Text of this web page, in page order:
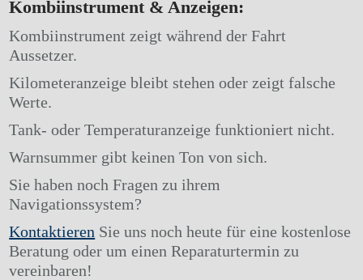
Kombiinstrument & Anzeigen:
Kombiinstrument zeigt während der Fahrt
Aussetzer.
Kilometeranzeige bleibt stehen oder zeigt falsche
Werte.
Tank- oder Temperaturanzeige funktioniert nicht.
Warnsummer gibt keinen Ton von sich.
Sie haben noch Fragen zu ihrem
Navigationssystem?
Kontaktieren Sie uns noch heute für eine kostenlose
Beratung oder um einen Reparaturtermin zu
vereinbaren!